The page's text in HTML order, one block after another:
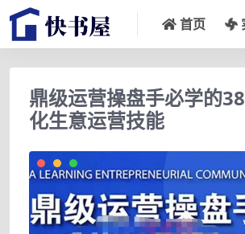
首页
鼎级运营操盘手必学的
化生意运营技能